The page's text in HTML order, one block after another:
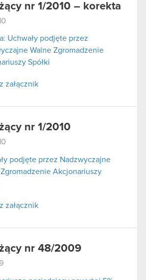
nr 1/2010 – korekta
Uchwały podjęte przez
Walne Zgromadzenie
Spółki
załącznik
nr 1/2010
podjęte przez Nadzwyczajne
Akcjonariuszy
załącznik
nr 48/2009